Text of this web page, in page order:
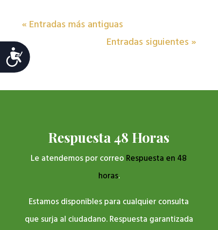
Accesibilidad
« Entradas más antiguas
Entradas siguientes »
Respuesta 48 Horas
Le atendemos por correo Respuesta en 48
horas.
Estamos disponibles para cualquier consulta
que surja al ciudadano. Respuesta garantizada